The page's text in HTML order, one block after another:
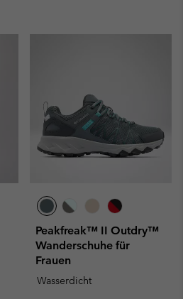
Peakfreak™ II Outdry™
Wanderschuhe für
Frauen
Wasserdicht